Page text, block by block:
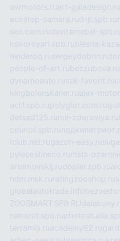
avrmotors.ruart-galadesign.ru
ecostep-samara.rud-p.spb.ru
sko.com.rudavitamebel-
kokoroyari.spb.rublesna-
lenderoq.rusergeydobrin.ru
people-of-art.rubezzubova.ru
dynamoauto.ruszk-favorit.ru
kingbolenskaner.rualex-
act1.spb.rupolyglot.com.ru
detsad125.ru mir-zdoroviya.ru
council.spb.ru
iclub.net.rugazon-easy.ru
pylesostineco.ru msts-
artemovskij.rudopler.spb.ru
ndm.msk.ru ratingzooshop.ru
globalautotrade.info
ZOOSMART.SPB.RU
remontt.spb.ru
terramia.ruacademy62.ru